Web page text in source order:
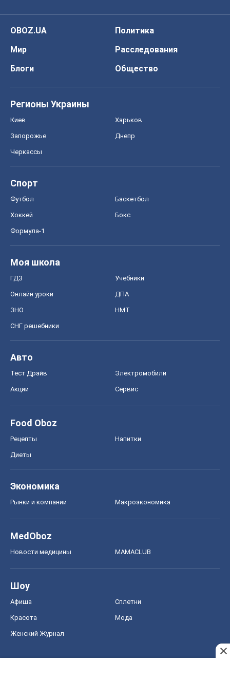
OBOZ.UA
Политика
Мир
Расследования
Блоги
Общество
Регионы Украины
Киев Харьков
Запорожье Днепр
Черкассы
Спорт
Футбол Баскетбол
Хоккей Бокс
Формула-1
Моя школа
ГДЗ Учебники
Онлайн уроки ДПА
ЗНО НМТ
СНГ решебники
Авто
Тест Драйв Электромобили
Акции Сервис
Food Oboz
Рецепты Напитки
Диеты
Экономика
Рынки и компании Mакроэкономика
MedOboz
Новости медицины MAMACLUB
Шоу
Афиша Сплетни
Красота Мода
Женский Журнал